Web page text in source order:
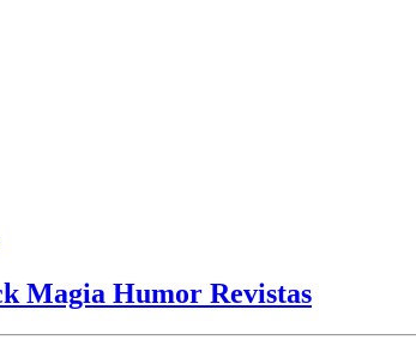
Magia Humor Revistas